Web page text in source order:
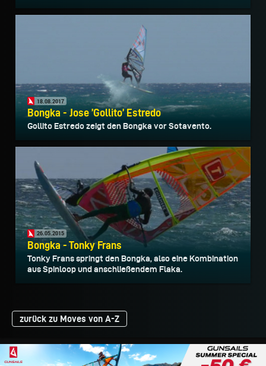
18.08.2017
Bongka - Jose ’Gollito’ Estredo
Gollito Estredo zeigt den Bongka vor Sotavento.
26.05.2015
Bongka - Tonky Frans
Tonky Frans springt den Bongka, also eine Kombination
aus Spinloop und anschließendem Flaka.
zurück zu Moves von A-Z